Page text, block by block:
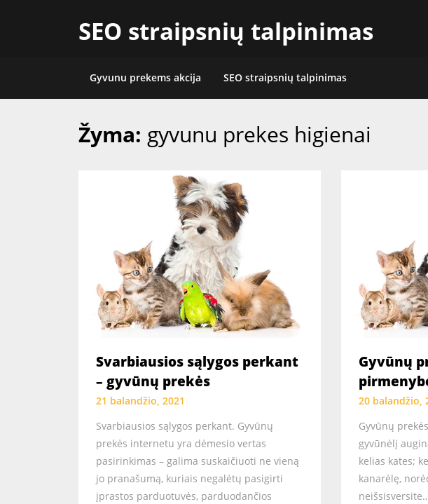
SEO straipsnių talpinimas
Gyvunu prekems akcija SEO straipsnių talpinimas
Žyma: gyvunu prekes higienai
Svarbiausios sąlygos perkant
– gyvūnų prekės
21 balandžio, 2021
Svarbiausios sąlygos perkant. Gyvūnų
prekės internetu yra dėmesio vertas
pasirinkimas – galima suskaičiuoti ne vieną
jo pranašumą, kuriais negalėtų pasigirti
įprastos parduotuvės, parduodančios
Gyvūnų
20 balandžio,
Gyvūnų
gyvūnėlį
kelias kates;
kanarėlę,